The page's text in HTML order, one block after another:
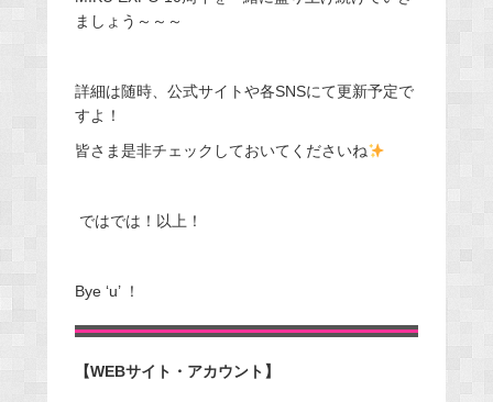
ましょう～～～
詳細は随時、公式サイトや各SNSにて更新予定で
すよ！
皆さま是非チェックしておいてくださいね
ではでは！以上！
Bye ‘u’ ！
【WEBサイト・アカウント】